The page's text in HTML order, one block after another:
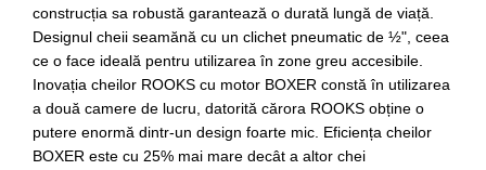
Scule fixare distributie
Alfa romeo
Audi
Bmw
Chevrolet
Chrysler
construcția sa robustă garantează o durată lungă de viață.
Designul cheii seamănă cu un clichet pneumatic de ½", ceea
ce o face ideală pentru utilizarea în zone greu accesibile.
Inovația cheilor ROOKS cu motor BOXER constă în utilizarea
a două camere de lucru, datorită cărora ROOKS obține o
putere enormă dintr-un design foarte mic. Eficiența cheilor
BOXER este cu 25% mai mare decât a altor chei